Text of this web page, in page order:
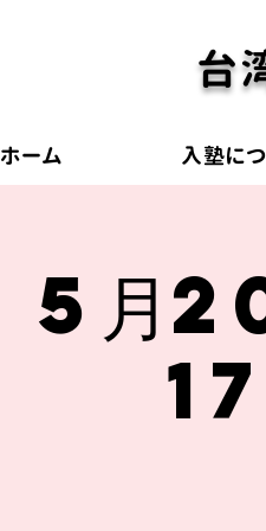
台
ホーム 入塾に
5月